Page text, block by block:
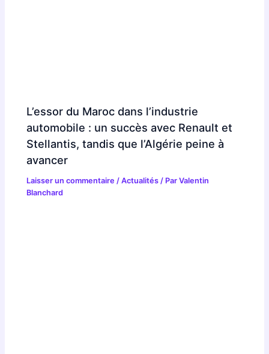
L’essor du Maroc dans l’industrie
automobile : un succès avec Renault et
Stellantis, tandis que l’Algérie peine à
avancer
Laisser un commentaire /Actualités / ParValentin
Blanchard